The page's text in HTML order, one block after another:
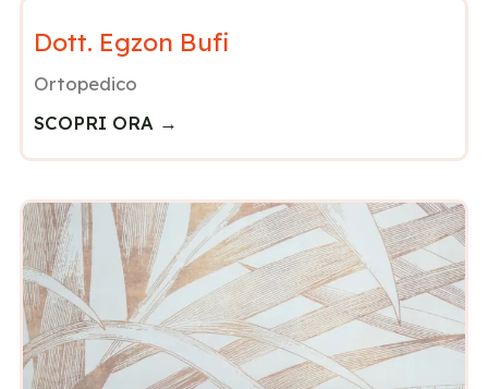
Dott. Egzon Bufi
Ortopedico
SCOPRI ORA →